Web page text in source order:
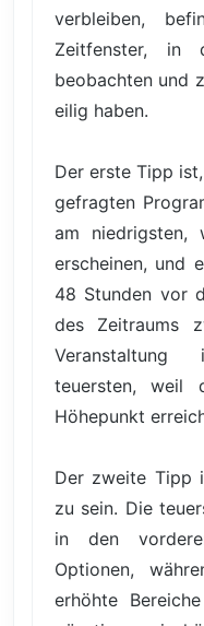
verbleiben,
Zeitfenster,
beobachten und
eilig haben.
Der erste Tipp
gefragten
am niedrigsten,
erscheinen, und
48 Stunden vor
des Zeitraums
teuersten, weil
Höhepunkt
Der zweite Tipp
zu sein. Die
in den
Optionen,
erhöhte